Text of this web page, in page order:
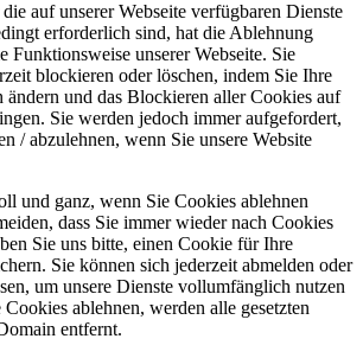
auf unserer Webseite verfügbaren Dienste
erforderlich sind, hat die Ablehnung
Funktionsweise unserer Webseite. Sie
blockieren oder löschen, indem Sie Ihre
ändern und das Blockieren aller Cookies auf
Sie werden jedoch immer aufgefordert,
/ abzulehnen, wenn Sie unsere Website
und ganz, wenn Sie Cookies ablehnen
dass Sie immer wieder nach Cookies
Sie uns bitte, einen Cookie für Ihre
Sie können sich jederzeit abmelden oder
um unsere Dienste vollumfänglich nutzen
ablehnen, werden alle gesetzten
entfernt.